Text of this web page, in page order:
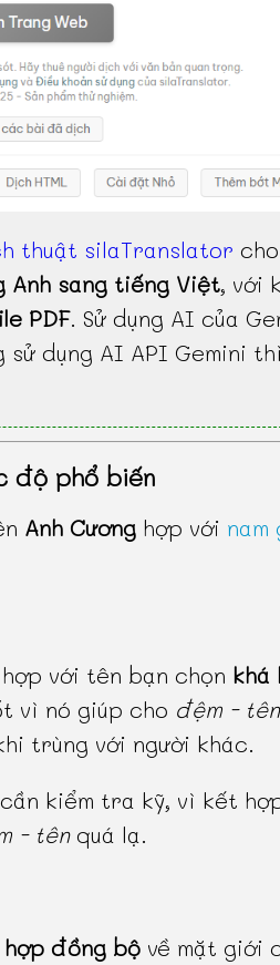
thuật silaTranslator
sang tiếng Việt, với
PDF. Sử dụng AI của
sử dụng AI API Gemini
độ phổ biến
Anh Cương hợp với nam
với tên bạn chọn khá
vì nó giúp cho đệm - tên
trùng với người khác.
kiểm tra kỹ, vì kết
- tênquá lạ.
đồng bộ về mặt giới